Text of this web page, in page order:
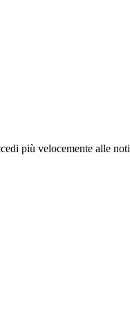
più velocemente alle